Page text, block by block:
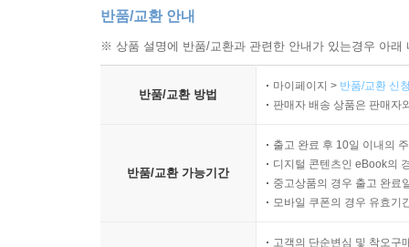
반품/교환 안내
※ 상품 설명에 반품/교환과 관련한 안내가 있는경우 아
반품/교환 방법
마이페이지 > 반품/교환 신
판매자 배송 상품은 판매자
반품/교환 가능기간
출고 완료 후 10일 이내의
디지털 콘텐츠인 eBook의
중고상품의 경우 출고 완료
모바일 쿠폰의 경우 유효기
고객의 단순변심 및 착오구